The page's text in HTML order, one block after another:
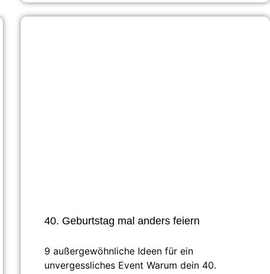
40. Geburtstag mal anders feiern
9 außergewöhnliche Ideen für ein
unvergessliches Event Warum dein 40.